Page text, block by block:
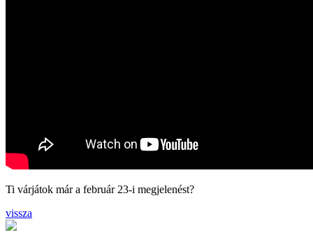
Ti várjátok már a február 23-i megjelenést?
vissza